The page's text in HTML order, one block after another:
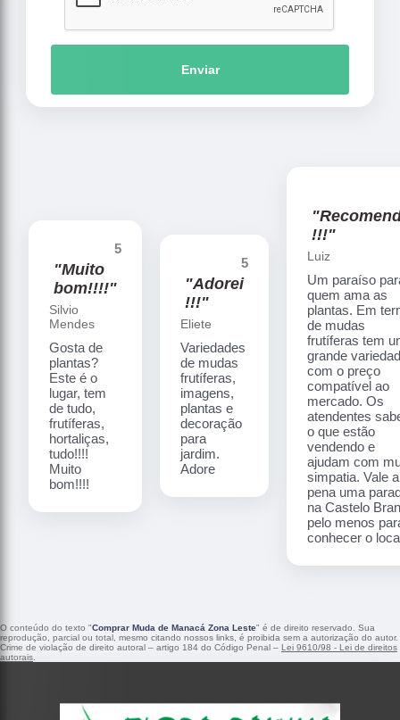
Enviar
5
"Muito
bom!!!!"
Silvio
Mendes
Gosta de
plantas?
Este é o
lugar, tem
de tudo,
frutíferas,
hortaliças,
tudo!!!!
Muito
bom!!!!
5
"Adorei
!!!"
Eliete
Variedades
de mudas
frutíferas,
imagens,
plantas e
decoração
para
jardim.
Adore
!!!"
Luiz
Um paraíso
quem ama as
plantas. Em
de mudas
frutíferas tem
grande
com o preço
compatível ao
mercado. Os
atendentes
o que estão
vendendo e
ajudam com
simpatia. Vale a
pena uma
na Castelo
pelo menos
conhecer o
O conteúdo do texto "Comprar Muda de Manacá Zona Leste" é de direito reservado. Sua
reprodução, parcial ou total, mesmo citando nossos links, é proibida sem a autorização do autor.
Crime de violação de direito autoral – artigo 184 do Código Penal – Lei 9610/98 - Lei de direitos
autorais